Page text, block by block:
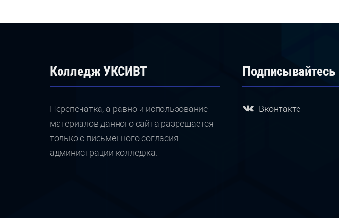
Колледж УКСИВТ
Перепечатка, а равно и использование
материалов данного сайта разрешается
только с письменного согласия
администрации колледжа.
Подписывайтесь
Вконтакте